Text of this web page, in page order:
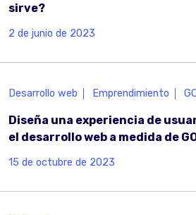
sirve?
2 de junio de 2023
Desarrollo web Emprendimiento
Diseña una experiencia de
el desarrollo web a medida de
15 de octubre de 2023